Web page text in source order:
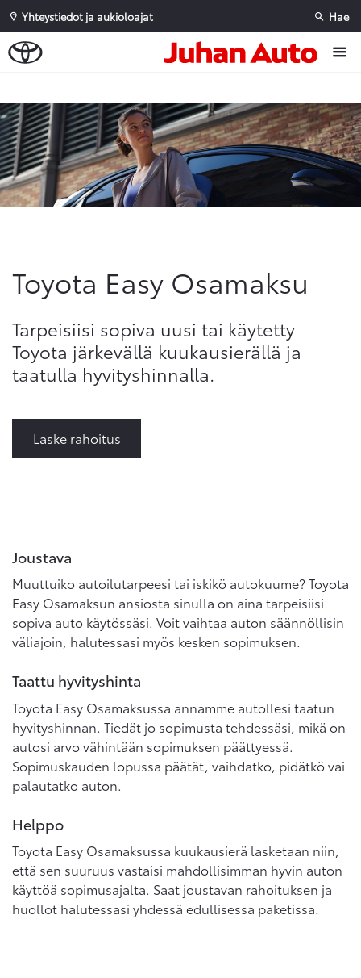
Yhteystiedot ja aukioloajat Hae
Toyota Easy Osamaksu
Tarpeisiisi sopiva uusi tai käytetty
Toyota järkevällä kuukausierällä ja
taatulla hyvityshinnalla.
Laske rahoitus
Joustava
Muuttuiko autoilutarpeesi tai iskikö autokuume? Toyota
Easy Osamaksun ansiosta sinulla on aina tarpeisiisi
sopiva auto käytössäsi. Voit vaihtaa auton säännöllisin
väliajoin, halutessasi myös kesken sopimuksen.
Taattu hyvityshinta
Toyota Easy Osamaksussa annamme autollesi taatun
hyvityshinnan. Tiedät jo sopimusta tehdessäsi, mikä on
autosi arvo vähintään sopimuksen päättyessä.
Sopimuskauden lopussa päätät, vaihdatko, pidätkö vai
palautatko auton.
Helppo
Toyota Easy Osamaksussa kuukausierä lasketaan niin,
että sen suuruus vastaisi mahdollisimman hyvin auton
käyttöä sopimusajalta. Saat joustavan rahoituksen ja
huollot halutessasi yhdessä edullisessa paketissa.